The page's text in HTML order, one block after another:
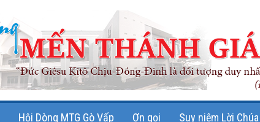
Hội Dòng MTG Gò Vấp Ơn gọi Suy niệm Lời Chúa